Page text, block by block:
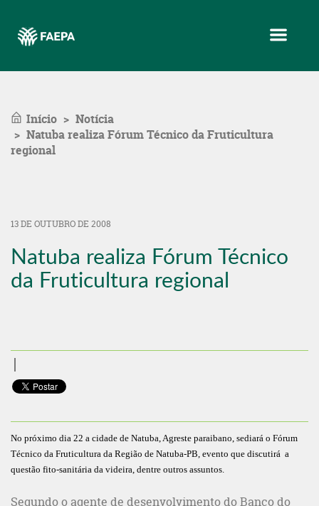
Início
Notícia
Natuba realiza Fórum Técnico da Fruticultura
regional
13 DE OUTUBRO DE 2008
Natuba realiza Fórum Técnico
da Fruticultura regional
No próximo dia 22 a cidade de Natuba, Agreste paraibano, sediará o Fórum
Técnico da Fruticultura da Região de Natuba-PB, evento que discutirá a
questão fito-sanitária da videira, dentre outros assuntos.
Segundo o agente de desenvolvimento do Banco do